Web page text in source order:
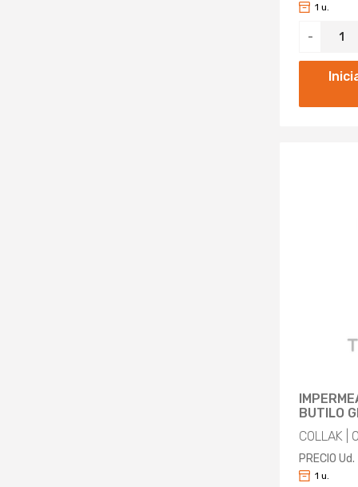
-
1 u.
BUTILO
COLLAK |
PRECIO Ud.
1 u.